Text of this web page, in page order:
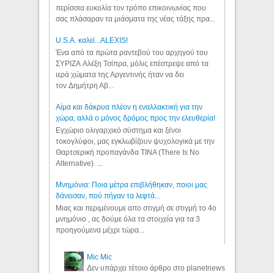
περίσσια ευκολία τον τρόπο επικοινωνίας που
σας πλάσαραν τα μιάσματα της νέας τάξης πρα...
U.S.A. καλεί...ALEXIS!
Ένα από τα πρώτα ραντεβού του αρχηγού του
ΣΥΡΙΖΑ Αλέξη Τσίπρα, μόλις επέστρεψε από τα
ιερά χώματα της Αργεντινής ήταν να δει
τον Δημήτρη Αβ...
Αίμα και δάκρυα πλέον η εναλλακτική για την
χώρα, αλλά ο μόνος δρόμος προς την ελευθερία!
Εγχώριο ολιγαρχικό σύστημα και ξένοι
τοκογλύφοι, μας εγκλωβίζουν ψυχολογικά με την
Θαρτσερική προπαγάνδα TINA (There Is No
Alternative). ...
Μνημόνια: Ποια μέτρα επιβλήθηκαν, ποιοι μας
δάνεισαν, πού πήγαν τα λεφτά...
Μιας και περιμένουμε απο στιγμή σε στιγμή το 4ο
μνημόνιο , ας δούμε όλα τα στοιχεία για τα 3
προηγούμενα μέχρι τώρα...
Mic Mic
Δεν υπάρχει τέτοιο άρθρο στο planetnews